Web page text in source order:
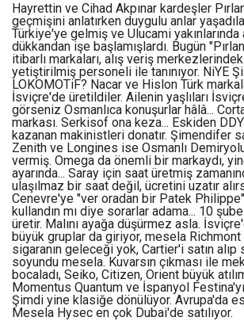
Hayrettin ve Cihad Akpınar kardeşler
geçmişini anlatırken duygulu anlar
Türkiye'ye gelmiş ve Ulucami
dükkandan işe başlamışlardı. Bugün
itibarlı markaları, alış veriş
yetiştirilmiş personeli ile tanınıyor. NiYE
LOKOMOTiF? Nacar ve Hislon Türk
İsviçre'de üretildiler. Ailenin yaşlıları
görseniz Osmanlıca konuşurlar hâlâ...
markası. Serkisof ona keza... Eskiden
kazanan makinistleri donatır. Şimendifer
Zenith ve Longines ise Osmanlı
vermiş. Omega da önemli bir markaydı,
ayarında... Saray için saat üretmiş
ulaşılmaz bir saat değil, ücretini uzatır
Cenevre'ye "ver oradan bir Patek
kullandın mı diye sorarlar adama... 10
üretir. Malını ayağa düşürmez asla.
büyük gruplar da giriyor, mesela Richmont
sigaranın geleceği yok, Cartier'i satın
soyundu mesela. Kuvarsın çıkması ile
bocaladı, Seiko, Citizen, Orient büyük
Momentus Quantum ve İspanyol
Şimdi yine klasiğe dönülüyor. Avrupa'da
Mesela Hysec en çok Dubai'de satılıyor.